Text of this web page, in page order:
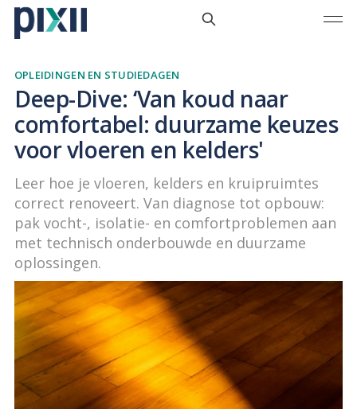
OPLEIDINGEN EN STUDIEDAGEN
Deep-Dive: ‘Van koud naar
comfortabel: duurzame keuzes
voor vloeren en kelders'
Leer hoe je vloeren, kelders en kruipruimtes
correct renoveert. Van diagnose tot opbouw:
pak vocht-, isolatie- en comfortproblemen aan
met technisch onderbouwde en duurzame
oplossingen.